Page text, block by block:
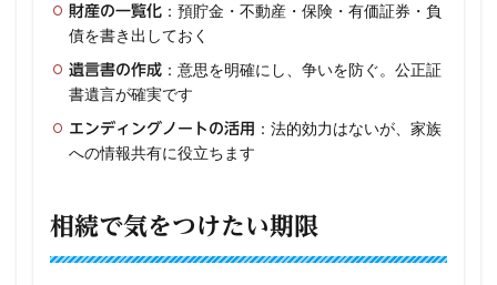
財産の一覧化 ：預貯金・不動産・保険・有価証券・負
債を書き出しておく
遺言書の作成 ：意思を明確にし、争いを防ぐ。公正証
書遺言が確実です
エンディングノートの活用 ：法的効力はないが、家族
への情報共有に役立ちます
相続で気をつけたい期限